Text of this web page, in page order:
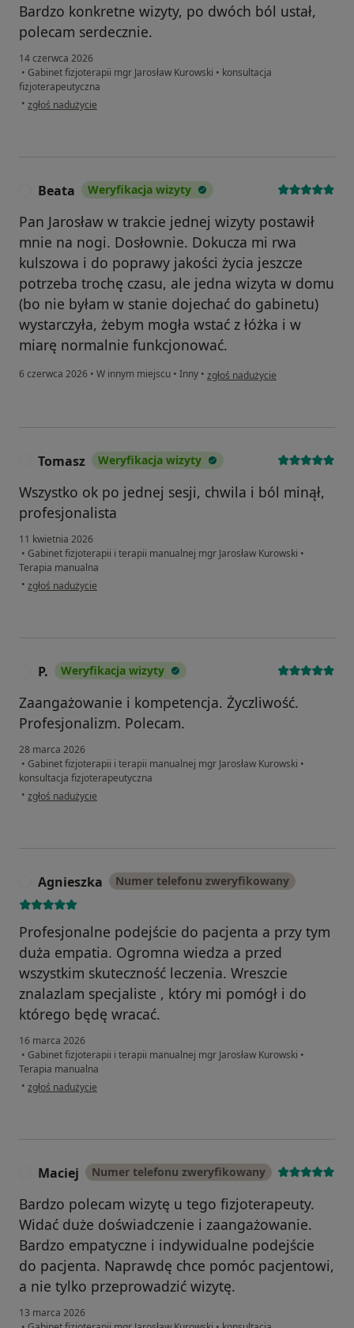
Bardzo konkretne wizyty, po dwóch ból ustał,
polecam serdecznie.
14 czerwca 2026
• Gabinet fizjoterapii mgr Jarosław Kurowski • konsultacja
fizjoterapeutyczna
• w opinii użytkownika Agata
zgłoś nadużycie
Beata Weryfikacja wizyty
Pan Jarosław w trakcie jednej wizyty postawił
mnie na nogi. Dosłownie. Dokucza mi rwa
kulszowa i do poprawy jakości życia jeszcze
potrzeba trochę czasu, ale jedna wizyta w domu
(bo nie byłam w stanie dojechać do gabinetu)
wystarczyła, żebym mogła wstać z łóżka i w
miarę normalnie funkcjonować.
6 czerwca 2026 • W innym miejscu • Inny • w opinii użytkownika Beata
zgłoś nadużycie
Tomasz Weryfikacja wizyty
Wszystko ok po jednej sesji, chwila i ból minął,
profesjonalista
11 kwietnia 2026
• Gabinet fizjoterapii i terapii manualnej mgr Jarosław Kurowski •
Terapia manualna
• w opinii użytkownika Tomasz
zgłoś nadużycie
P. Weryfikacja wizyty
Zaangażowanie i kompetencja. Życzliwość.
Profesjonalizm. Polecam.
28 marca 2026
• Gabinet fizjoterapii i terapii manualnej mgr Jarosław Kurowski •
konsultacja fizjoterapeutyczna
• w opinii użytkownika P.
zgłoś nadużycie
Agnieszka Numer telefonu zweryfikowany
Profesjonalne podejście do pacjenta a przy tym
duża empatia. Ogromna wiedza a przed
wszystkim skuteczność leczenia. Wreszcie
znalazlam specjaliste , który mi pomógł i do
którego będę wracać.
16 marca 2026
• Gabinet fizjoterapii i terapii manualnej mgr Jarosław Kurowski •
Terapia manualna
• w opinii użytkownika Agnieszka
zgłoś nadużycie
Maciej Numer telefonu zweryfikowany
Bardzo polecam wizytę u tego fizjoterapeuty.
Widać duże doświadczenie i zaangażowanie.
Bardzo empatyczne i indywidualne podejście
do pacjenta. Naprawdę chce pomóc pacjentowi,
a nie tylko przeprowadzić wizytę.
13 marca 2026